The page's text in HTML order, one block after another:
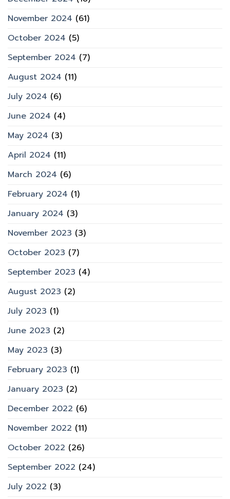
November 2024 (61)
October 2024 (5)
September 2024 (7)
August 2024 (11)
July 2024 (6)
June 2024 (4)
May 2024 (3)
April 2024 (11)
March 2024 (6)
February 2024 (1)
January 2024 (3)
November 2023 (3)
October 2023 (7)
September 2023 (4)
August 2023 (2)
July 2023 (1)
June 2023 (2)
May 2023 (3)
February 2023 (1)
January 2023 (2)
December 2022 (6)
November 2022 (11)
October 2022 (26)
September 2022 (24)
July 2022 (3)